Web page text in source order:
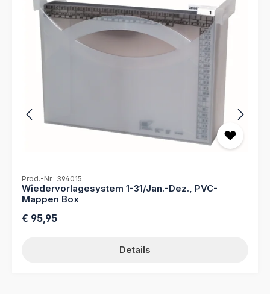
Prod.-Nr.: 394015
Wiedervorlagesystem 1-31/Jan.-Dez., PVC-
Mappen Box
Regulärer Preis:
€ 95,95
Details